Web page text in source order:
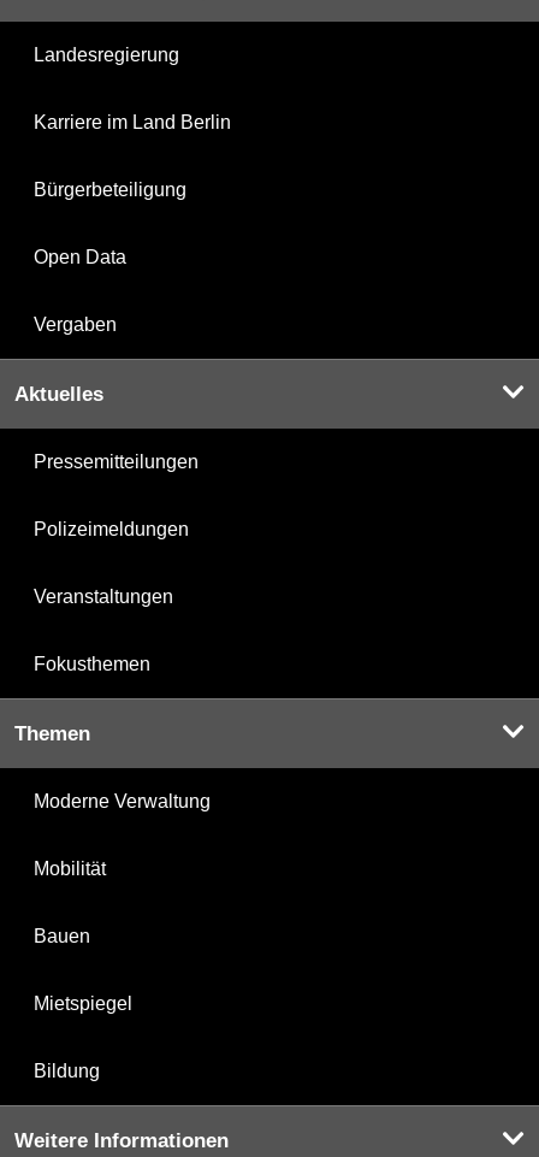
Landesregierung
Karriere im Land Berlin
Bürgerbeteiligung
Open Data
Vergaben
Aktuelles
Pressemitteilungen
Polizeimeldungen
Veranstaltungen
Fokusthemen
Themen
Moderne Verwaltung
Mobilität
Bauen
Mietspiegel
Bildung
Weitere Informationen